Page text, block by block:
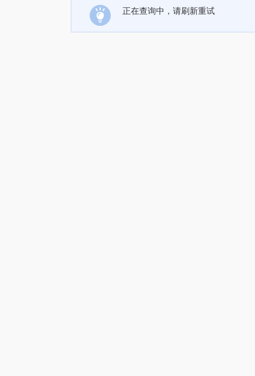
正在查询中，请刷新重试